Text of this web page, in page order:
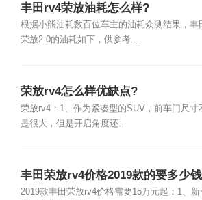
丰田rv4荣放油耗怎么样?
根据小熊油耗数百位车主的油耗众测结果，丰
荣放2.0的油耗如下，供参考...
荣放rv4怎么样优缺点?
荣放rv4：1、作为紧凑型的SUV，前车门尺寸
是很大，但是开启角度还...
丰田荣放rv4价格2019款的要多少
2019款丰田荣放rv4价格需要15万元起：1、新